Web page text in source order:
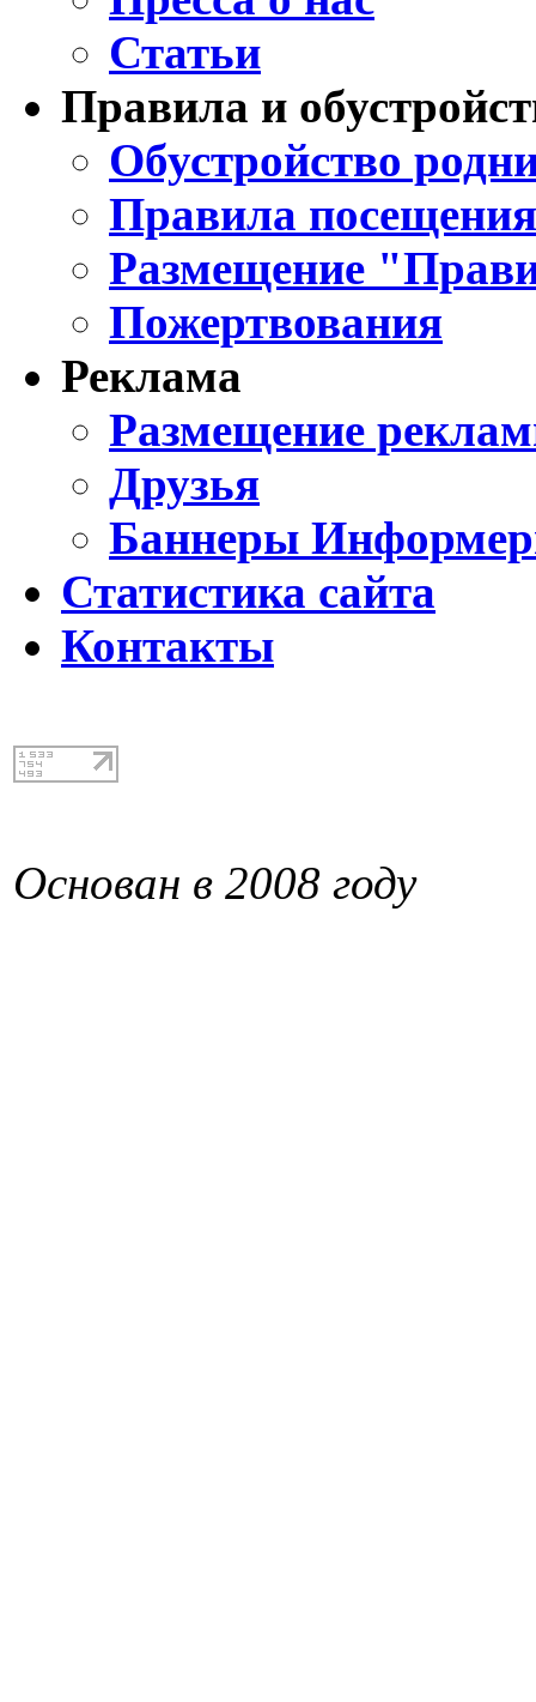
Статьи
Правила и
Обустройство
Правила
Размещение
Пожертвования
Реклама
Размещение
Друзья
Баннеры
Статистика сайта
Контакты
Основан в 2008 году